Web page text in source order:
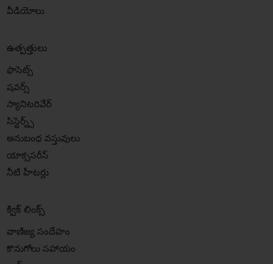
వీడియోలు
ఉత్పత్తులు
ఫాసెట్స్
షవర్స్
స్యానిటరివేర్
సిస్టెర్న్స్
అనుబంధ వస్తువులు
యాక్ససరీస్
నీటి హీటర్లు
క్విక్ లింక్స్
వాణిజ్య సందేహం
కొనుగోలు సహాయం